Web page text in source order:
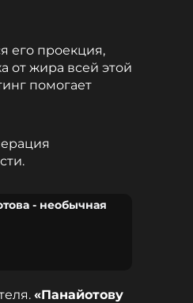
его проекция,
от жира всей этой
помогает
- необычная
«Панайотову